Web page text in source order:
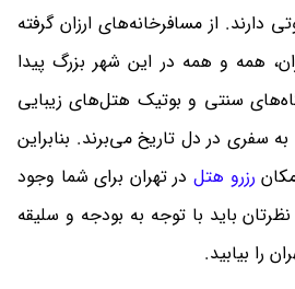
دارند. از مسافرخانه‌‌های ارزان گرفته
همه و همه در این شهر بزرگ پیدا
سنتی و بوتیک هتل‌های زیبایی
سفری در دل تاریخ می‌برند. بنابراین
رزرو هتل در تهران برای شما وجود
باید با توجه به بودجه و سلیقه
را بیابید.